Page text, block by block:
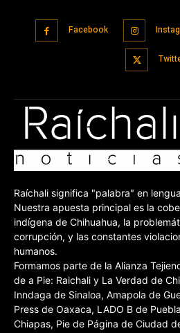
Facebook
Raíchali significa "palabra" en
Nuestra apuesta principal es la
indígena de Chihuahua, la
corrupción, y las constantes
humanos.
Formamos parte de la Alianza
de a Pie: Raichali y La Verdad de
Inndaga de Sinaloa, Amapola de
Press de Oaxaca, LADO B de
Chiapas, Pie de Página de Ciudad